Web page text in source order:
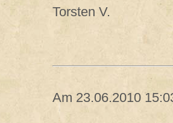
Torsten V.
Am 23.06.2010